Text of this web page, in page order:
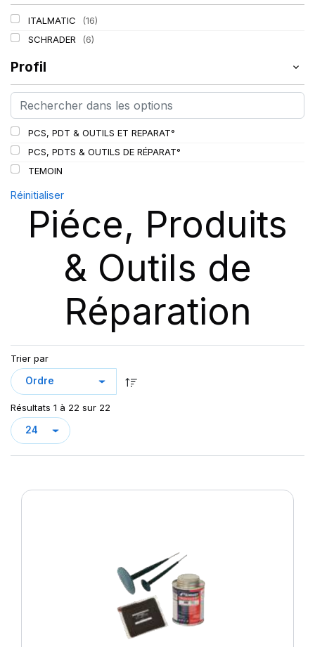
ITALMATIC
(16)
SCHRADER
(6)
Profil
PCS, PDT & OUTILS ET REPARAT°
PCS, PDTS & OUTILS DE RÉPARAT°
TEMOIN
Réinitialiser
Piéce, Produits
& Outils de
Réparation
Trier par
Résultats 1 à 22 sur 22